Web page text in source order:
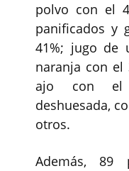
polvo con el
panificados y
41%; jugo de
naranja con el
ajo con el
deshuesada,
otros.
Además, 89